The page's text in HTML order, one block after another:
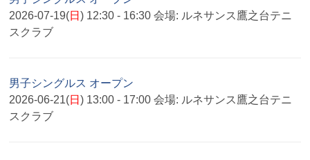
2026-07-19(日 ) 12:30 - 16:30会場: ルネサンス鷹之台テニ
スクラブ
男子シングルス オープン
2026-06-21(日 ) 13:00 - 17:00会場: ルネサンス鷹之台テニ
スクラブ